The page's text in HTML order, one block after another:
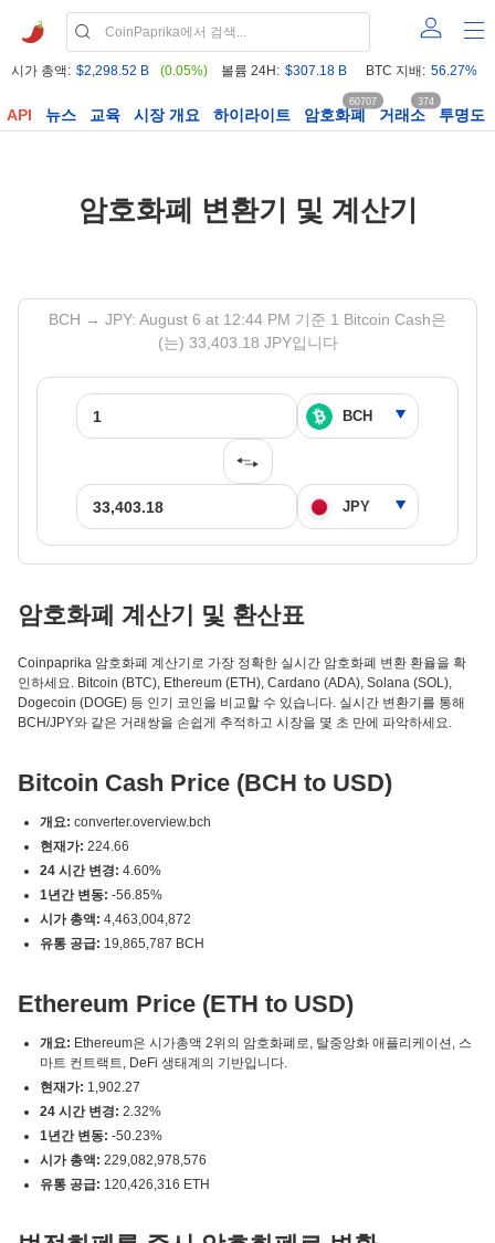
시가 총액: $2,298.52 B (0.05%) 볼륨 24H: $307.18 B BTC 지배: 56.27%
API 뉴스 교육 시장 개요 하이라이트 암호화폐
60707
거래소
374
투명도
암호화폐 변환기 및 계산기
BCH → JPY: August 6 at 12:44 PM 기준 1 Bitcoin Cash은
(는) 33,403.18 JPY입니다
암호화폐 계산기 및 환산표
Coinpaprika 암호화폐 계산기로 가장 정확한 실시간 암호화폐 변환 환율을 확
인하세요. Bitcoin (BTC), Ethereum (ETH), Cardano (ADA), Solana (SOL),
Dogecoin (DOGE) 등 인기 코인을 비교할 수 있습니다. 실시간 변환기를 통해
BCH/JPY와 같은 거래쌍을 손쉽게 추적하고 시장을 몇 초 만에 파악하세요.
Bitcoin Cash Price (BCH to USD)
개요: converter.overview.bch
현재가: 224.66
24 시간 변경: 4.60%
1년간 변동: -56.85%
시가 총액: 4,463,004,872
유통 공급: 19,865,787 BCH
Ethereum Price (ETH to USD)
개요: Ethereum은 시가총액 2위의 암호화폐로, 탈중앙화 애플리케이션, 스
마트 컨트랙트, DeFi 생태계의 기반입니다.
현재가: 1,902.27
24 시간 변경: 2.32%
1년간 변동: -50.23%
시가 총액: 229,082,978,576
유통 공급: 120,426,316 ETH